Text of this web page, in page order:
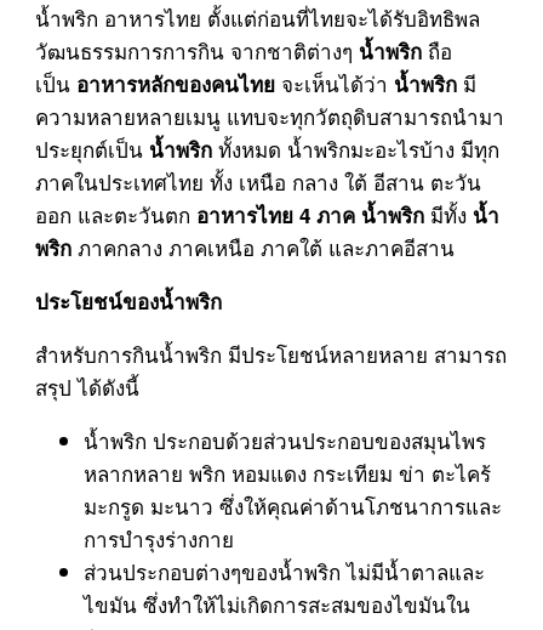
น้ำพริก อาหารไทย ตั้งแต่ก่อนที่ไทยจะได้รับอิทธิพล
วัฒนธรรมการการกิน จากชาติต่างๆ น้ำพริก ถือ
เป็น อาหารหลักของคนไทยจะเห็นได้ว่า น้ำพริก มี
ความหลายหลายเมนู แทบจะทุกวัตถุดิบสามารถนำมา
ประยุกต์เป็น น้ำพริก ทั้งหมด น้ำพริกมะอะไรบ้าง มีทุก
ภาคในประเทศไทย ทั้ง เหนือ กลาง ใต้ อีสาน ตะวัน
ออก และตะวันตก อาหารไทย 4 ภาค น้ำพริกมีทั้ง น้ำ
พริกภาคกลาง ภาคเหนือ ภาคใต้ และภาคอีสาน
ประโยชน์ของน้ำพริก
สำหรับการกินน้ำพริก มีประโยชน์หลายหลาย สามารถ
สรุป ได้ดังนี้
น้ำพริก ประกอบด้วยส่วนประกอบของสมุนไพร
หลากหลาย พริก หอมแดง กระเทียม ข่า ตะไคร้
มะกรูด มะนาว ซึ่งให้คุณค่าด้านโภชนาการและ
การบำรุงร่างกาย
ส่วนประกอบต่างๆของน้ำพริก ไม่มีน้ำตาลและ
ไขมัน ซึ่งทำให้ไม่เกิดการสะสมของไขมันใน